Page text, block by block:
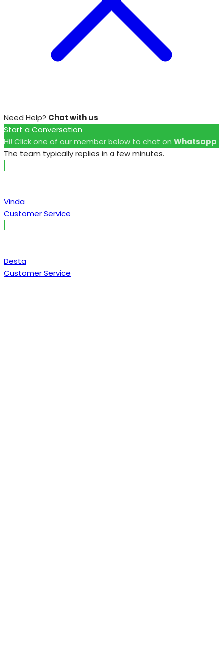
Need Help? Chat with us
Start a Conversation
Hi! Click one of our member below to chat on Whatsapp
The team typically replies in a few minutes.
Vinda
Customer Service
Desta
Customer Service